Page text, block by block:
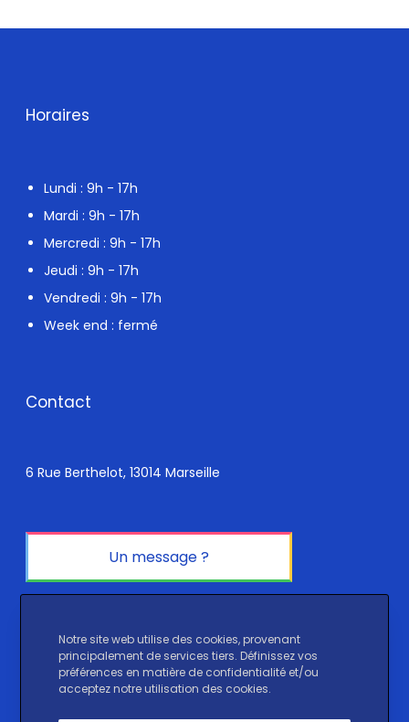
Horaires
Lundi : 9h - 17h
Mardi : 9h - 17h
Mercredi : 9h - 17h
Jeudi : 9h - 17h
Vendredi : 9h - 17h
Week end : fermé
Contact
6 Rue Berthelot, 13014 Marseille
Un message ?
LinkedIn TikTok
Notre site web utilise des cookies, provenant
principalement de services tiers. Définissez vos
préférences en matière de confidentialité et/ou
acceptez notre utilisation des cookies.